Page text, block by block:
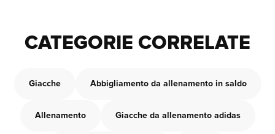
CATEGORIE CORRELATE
Giacche Abbigliamento da allenamento in saldo
Allenamento Giacche da allenamento adidas